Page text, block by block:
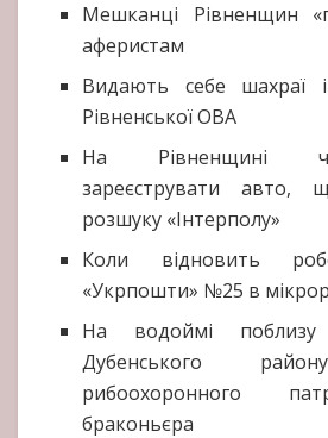
Мешканці Рівненщин
аферистам
Видають себе шахраї
Рівненської ОВА
На Рівненщині
зареєструвати авто,
розшуку «Інтерполу»
Коли відновить
«Укрпошти» №25 в
На водоймі
Дубенського
рибоохоронного
браконьєра